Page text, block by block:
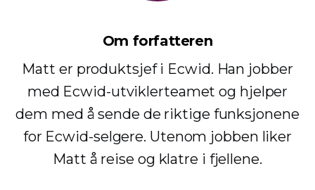
Om forfatteren
Matt er produktsjef i Ecwid. Han jobber
med Ecwid-utviklerteamet og hjelper
dem med å sende de riktige funksjonene
for Ecwid-selgere. Utenom jobben liker
Matt å reise og klatre i fjellene.